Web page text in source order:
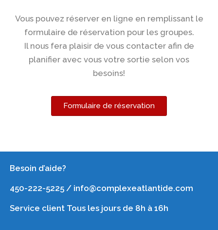
Vous pouvez réserver en ligne en remplissant le
formulaire de réservation pour les groupes.
Il nous fera plaisir de vous contacter afin de
planifier avec vous votre sortie selon vos
besoins!
Formulaire de réservation
Besoin d’aide?
450-222-5225 / info@complexeatlantide.com
Service client Tous les jours de 8h à 16h